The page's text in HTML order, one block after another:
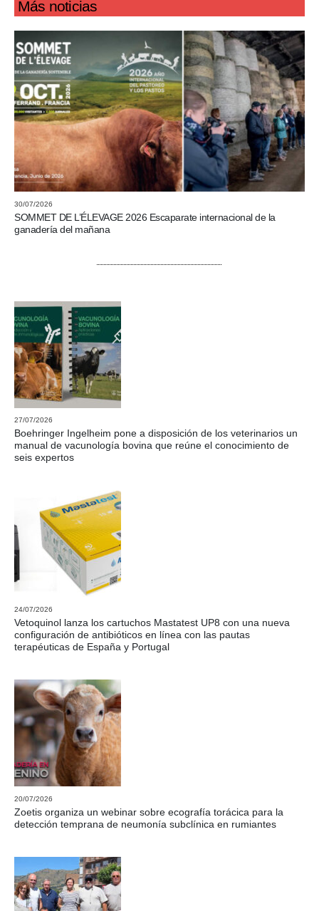
Más noticias
30/07/2026
SOMMET DE L’ÉLEVAGE 2026 Escaparate internacional de la
ganadería del mañana
27/07/2026
Boehringer Ingelheim pone a disposición de los veterinarios un
manual de vacunología bovina que reúne el conocimiento de
seis expertos
24/07/2026
Vetoquinol lanza los cartuchos Mastatest UP8 con una nueva
configuración de antibióticos en línea con las pautas
terapéuticas de España y Portugal
20/07/2026
Zoetis organiza un webinar sobre ecografía torácica para la
detección temprana de neumonía subclínica en rumiantes